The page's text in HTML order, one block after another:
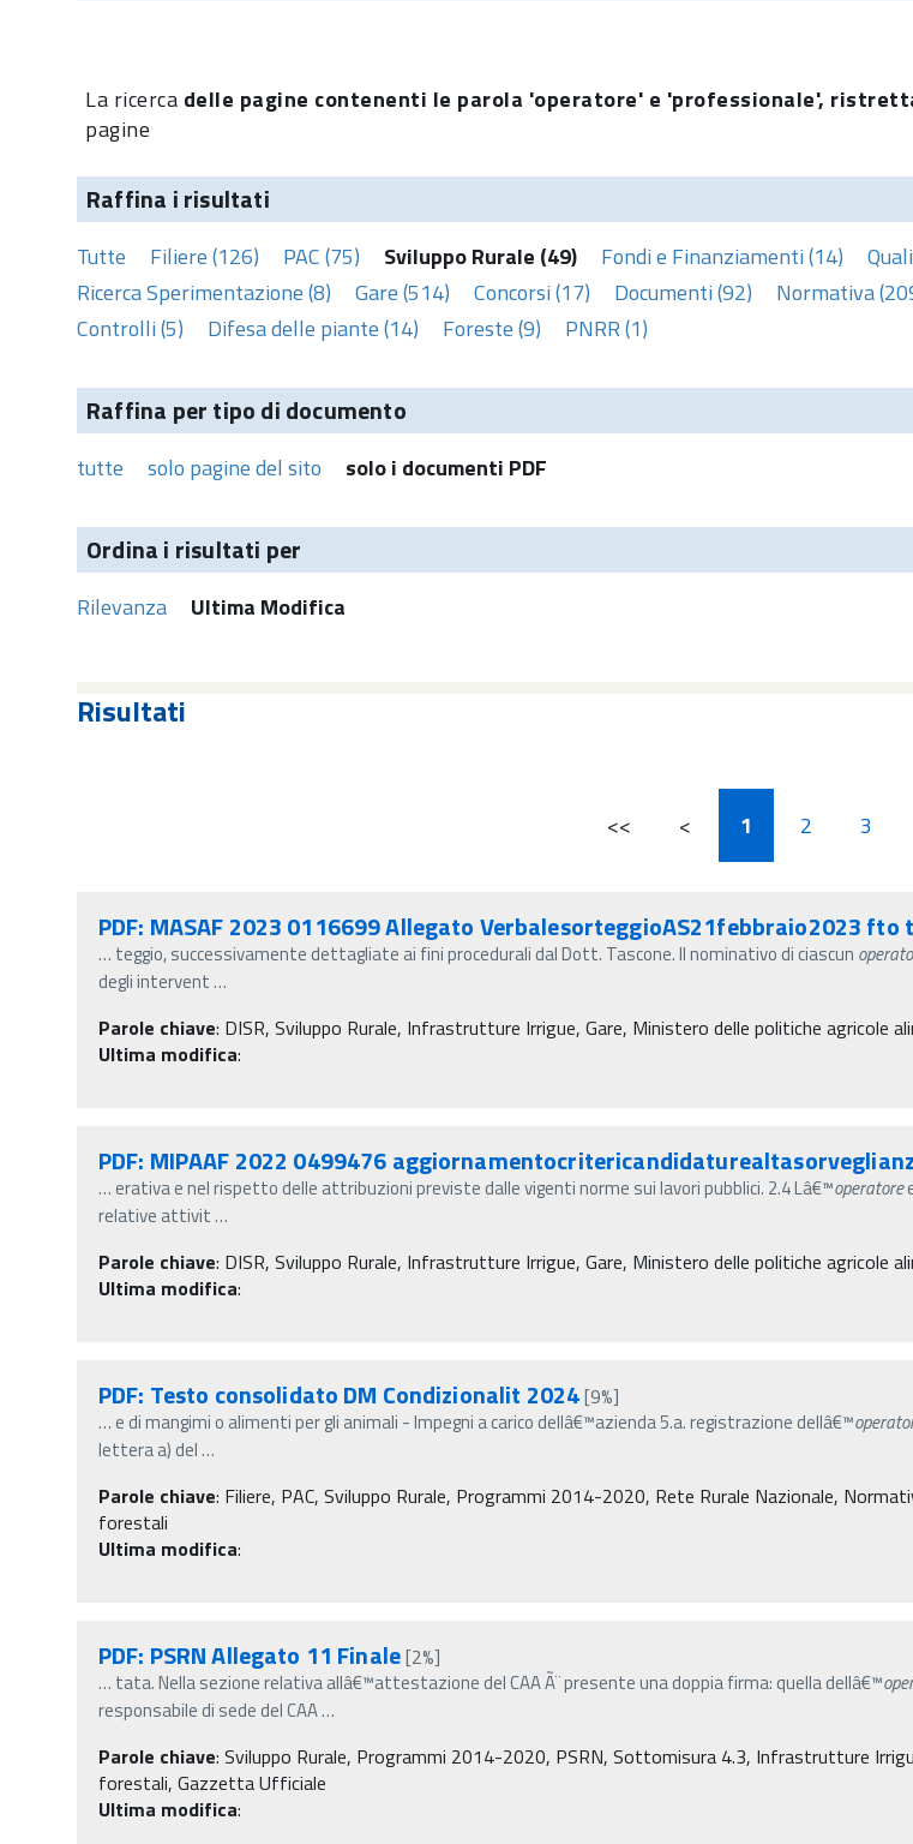
La ricerca delle pagine contenenti le parola 'operatore' e 'professionale',
pagine
Raffina i risultati
Tutte Filiere (126) PAC (75) Sviluppo Rurale (49) Fondi e Finanziamenti (14)
Ricerca Sperimentazione (8)
Gare (514) Concorsi (17) Documenti (92) Normativa
Controlli (5)
Difesa delle piante (14) Foreste (9) PNRR (1)
Raffina per tipo di documento
tutte solo pagine del sito solo i documenti PDF
Ordina i risultati per
Rilevanza Ultima Modifica
Risultati
<< < 1 2 3
PDF: MASAF 2023 0116699 Allegato VerbalesorteggioAS21febbraio2023 fto t
… teggio, successivamente dettagliate ai fini procedurali dal Dott. Tascone. Il nominativo di ciascun
degli intervent…
Parole chiave: DISR, Sviluppo Rurale, Infrastrutture Irrigue, Gare, Ministero delle politiche agricole
Ultima modifica:
PDF: MIPAAF 2022 0499476
… erativa e nel rispetto delle attribuzioni previste dalle vigenti norme sui lavori pubblici. 2.4 Lâ€™operatore
relative attivit…
Parole chiave: DISR, Sviluppo Rurale, Infrastrutture Irrigue, Gare, Ministero delle politiche agricole
Ultima modifica:
PDF: Testo consolidato DM Condizionalit 2024[9%]
… e di mangimi o alimenti per gli animali - Impegni a carico dellâ€™azienda 5.a. registrazione dellâ€™
lettera a) del…
Parole chiave: Filiere, PAC, Sviluppo Rurale, Programmi 2014-2020, Rete Rurale Nazionale,
forestali
Ultima modifica:
PDF: PSRN Allegato 11 Finale[2%]
… tata. Nella sezione relativa allâ€™attestazione del CAA Ã¨ presente una doppia firma: quella dellâ€™
responsabile di sede del CAA…
Parole chiave: Sviluppo Rurale, Programmi 2014-2020, PSRN, Sottomisura 4.3, Infrastrutture
forestali, Gazzetta Ufficiale
Ultima modifica: